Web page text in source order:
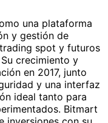
una plataforma
y gestión de
spot y futuros
crecimiento y
en 2017, junto
y una interfaz
ideal tanto para
Bitmart